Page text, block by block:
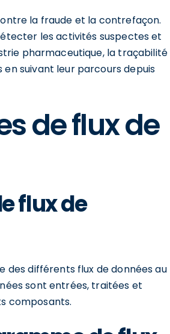
la fraude et la contrefaçon.
les activités suspectes et
pharmaceutique, la traçabilité
suivant leur parcours depuis
de flux de
flux de
des différents flux de données au
sont entrées, traitées et
composants.